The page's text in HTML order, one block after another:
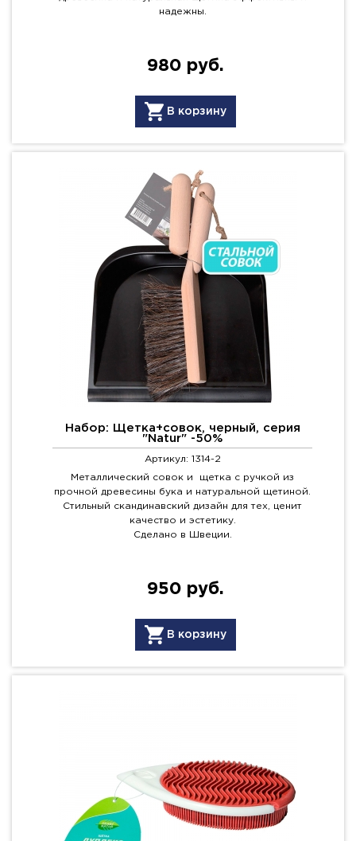
надежны.
980 руб.
В корзину
Набор: Щетка+совок, черный, серия
"Natur" -50%
Артикул: 1314-2
Металлический совок и щетка с ручкой из
прочной древесины бука и натуральной щетиной.
Стильный скандинавский дизайн для тех, ценит
качество и эстетику.
Сделано в Швеции.
950 руб.
В корзину